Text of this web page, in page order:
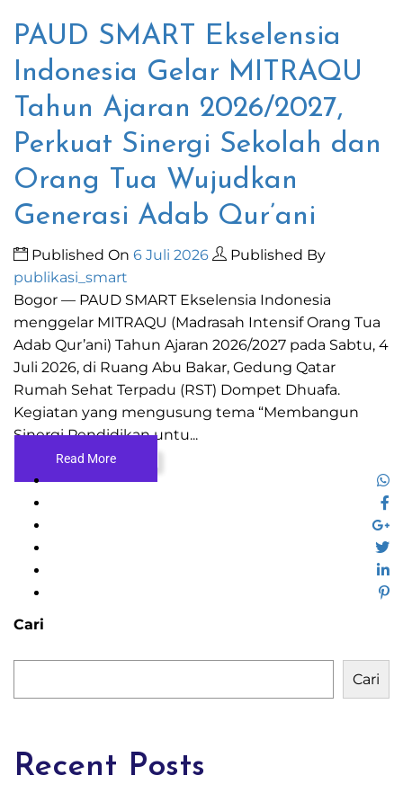
PAUD SMART Ekselensia
Indonesia Gelar MITRAQU
Tahun Ajaran 2026/2027,
Perkuat Sinergi Sekolah dan
Orang Tua Wujudkan
Generasi Adab Qur’ani
Published On 6 Juli 2026
Published By
publikasi_smart
Bogor — PAUD SMART Ekselensia Indonesia
menggelar MITRAQU (Madrasah Intensif Orang Tua
Adab Qur’ani) Tahun Ajaran 2026/2027 pada Sabtu, 4
Juli 2026, di Ruang Abu Bakar, Gedung Qatar
Rumah Sehat Terpadu (RST) Dompet Dhuafa.
Kegiatan yang mengusung tema “Membangun
Sinergi Pendidikan untu...
Read More
Cari
Cari
Recent Posts